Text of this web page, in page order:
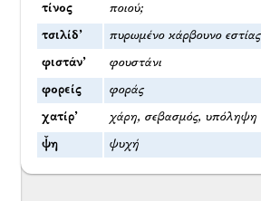
τίνος ποιού;
τσιλίδ’ πυρωμένο κάρβουνο εστίας
φιστάν’ φουστάνι
φορείς φοράς
χατίρ’ χάρη, σεβασμός, υπόληψη
ψ̌η ψυχή